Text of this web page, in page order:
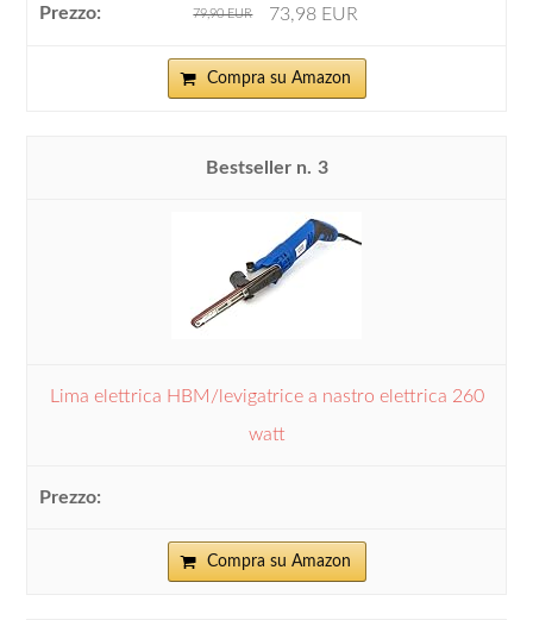
79,90 EUR 73,98 EUR
Compra su Amazon
3
Lima elettrica HBM/levigatrice a nastro elettrica 260
watt
Compra su Amazon